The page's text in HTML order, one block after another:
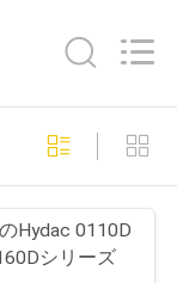
Hydac 0110D
シリーズ